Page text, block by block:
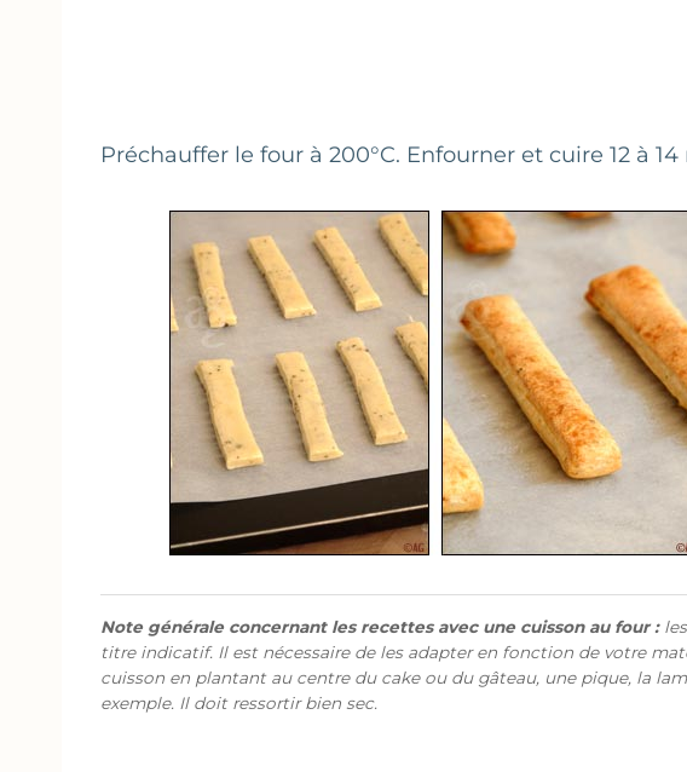
Préchauffer le four à 200°C. Enfourner et cuire 12 à
Note générale concernant les recettes avec une cuisson au four :les
titre indicatif. Il est nécessaire de les adapter en fonction de votre
cuisson en plantant au centre du cake ou du gâteau, une pique, la
exemple. Il doit ressortir bien sec.